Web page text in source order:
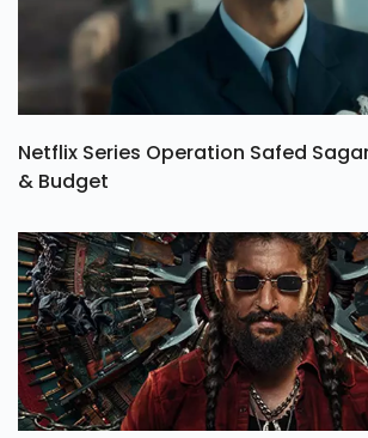
Netflix Series Operation Safed
& Budget